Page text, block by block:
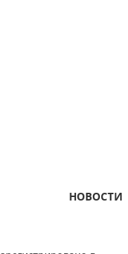
НОВОСТИ